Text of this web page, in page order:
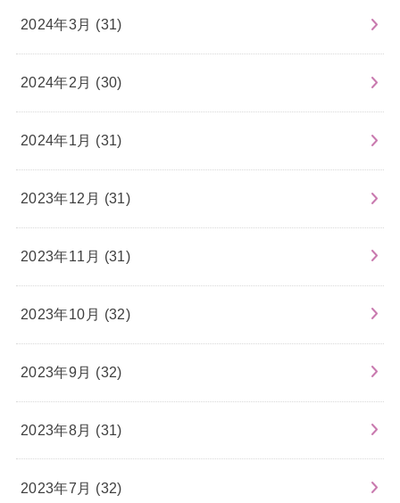
2024年3月 (31)
2024年2月 (30)
2024年1月 (31)
2023年12月 (31)
2023年11月 (31)
2023年10月 (32)
2023年9月 (32)
2023年8月 (31)
2023年7月 (32)